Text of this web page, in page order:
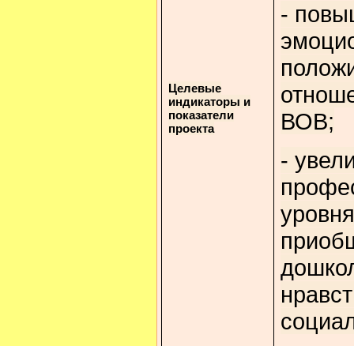
Целевые
индикаторы и
показатели
проекта
-
ВОВ;
-